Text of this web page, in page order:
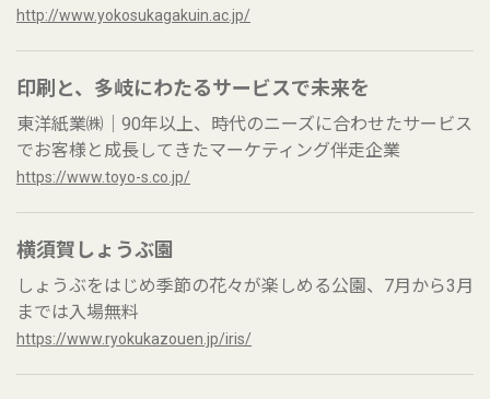
http://www.yokosukagakuin.ac.jp/
印刷と、多岐にわたるサービスで未来を
東洋紙業㈱｜90年以上、時代のニーズに合わせたサービス
でお客様と成長してきたマーケティング伴走企業
https://www.toyo-s.co.jp/
横須賀しょうぶ園
しょうぶをはじめ季節の花々が楽しめる公園、7月から3月
までは入場無料
https://www.ryokukazouen.jp/iris/